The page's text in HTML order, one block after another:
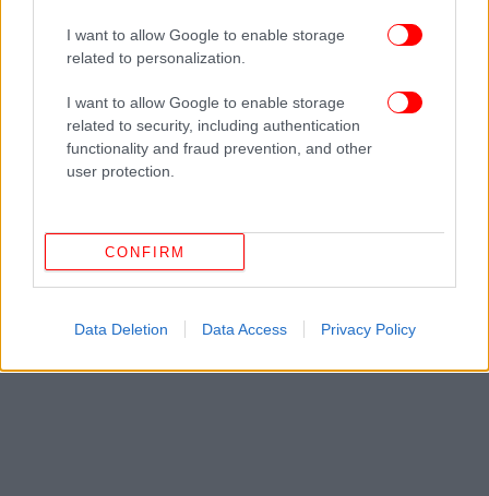
I want to allow Google to enable storage
related to personalization.
I want to allow Google to enable storage
related to security, including authentication
functionality and fraud prevention, and other
user protection.
CONFIRM
Data Deletion Data Access Privacy Policy
πρώτοι όλες τις ειδήσεις
ΔΙΑΒΑΣΤΕ ΠΕΡΙΣΣΟΤΕΡΑ